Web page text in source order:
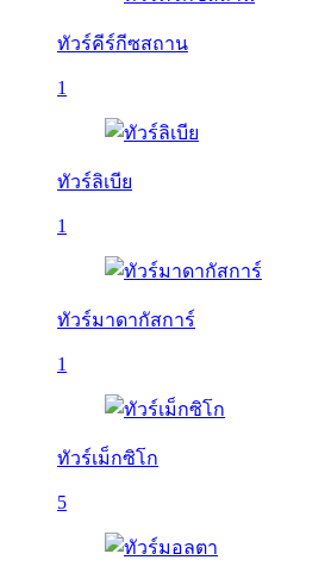
ทัวร์คีร์กีซสถาน
1
ทัวร์ลิเบีย
1
ทัวร์มาดากัสการ์
1
ทัวร์เม็กซิโก
5